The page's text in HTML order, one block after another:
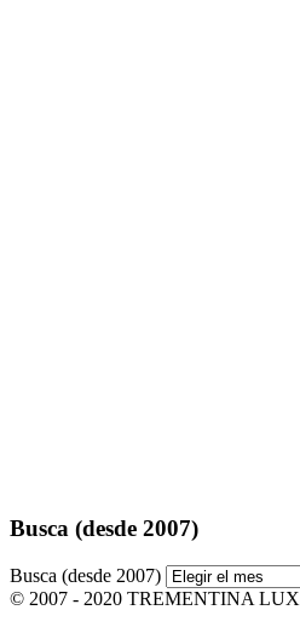
Busca (desde 2007)
Busca (desde 2007)
© 2007 - 2020 TREMENTINA LUX